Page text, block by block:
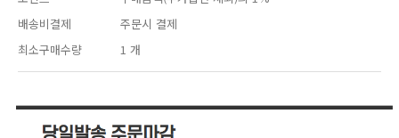
배송비결제
주문시 결제
최소구매수량
1 개